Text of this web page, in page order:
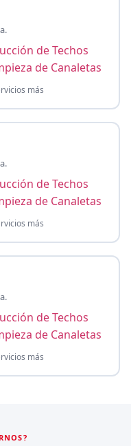
de Techos
de Canaletas
más
de Techos
de Canaletas
más
de Techos
de Canaletas
más